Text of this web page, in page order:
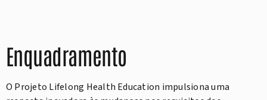
Enquadramento
O Projeto Lifelong Health Education impulsiona uma